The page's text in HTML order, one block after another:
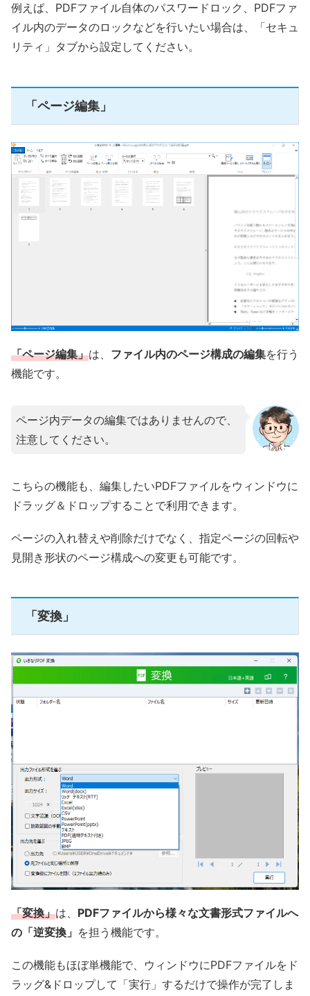
例えば、PDFファイル自体のパスワードロック、PDFファ
イル内のデータのロックなどを行いたい場合は、「セキュ
リティ」タブから設定してください。
「ページ編集」
「ページ編集」は、 ファイル内のページ構成の編集を行う
機能です。
ページ内データの編集ではありませんので、
注意してください。
こちらの機能も、編集したいPDFファイルをウィンドウに
ドラッグ＆ドロップすることで利用できます。
ページの入れ替えや削除だけでなく、指定ページの回転や
見開き形状のページ構成への変更も可能です。
「変換」
「変換」は、 PDFファイルから様々な文書形式ファイルへ
の「逆変換」 を担う機能です。
この機能もほぼ単機能で、ウィンドウにPDFファイルをド
ラッグ&ドロップして「実行」するだけで操作が完了しま